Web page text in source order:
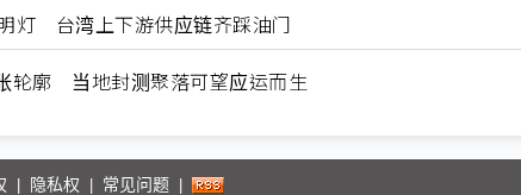
灯 台湾上下游供应链齐踩油门
轮廓 当地封测聚落可望应运而生
隐私权 常见问题